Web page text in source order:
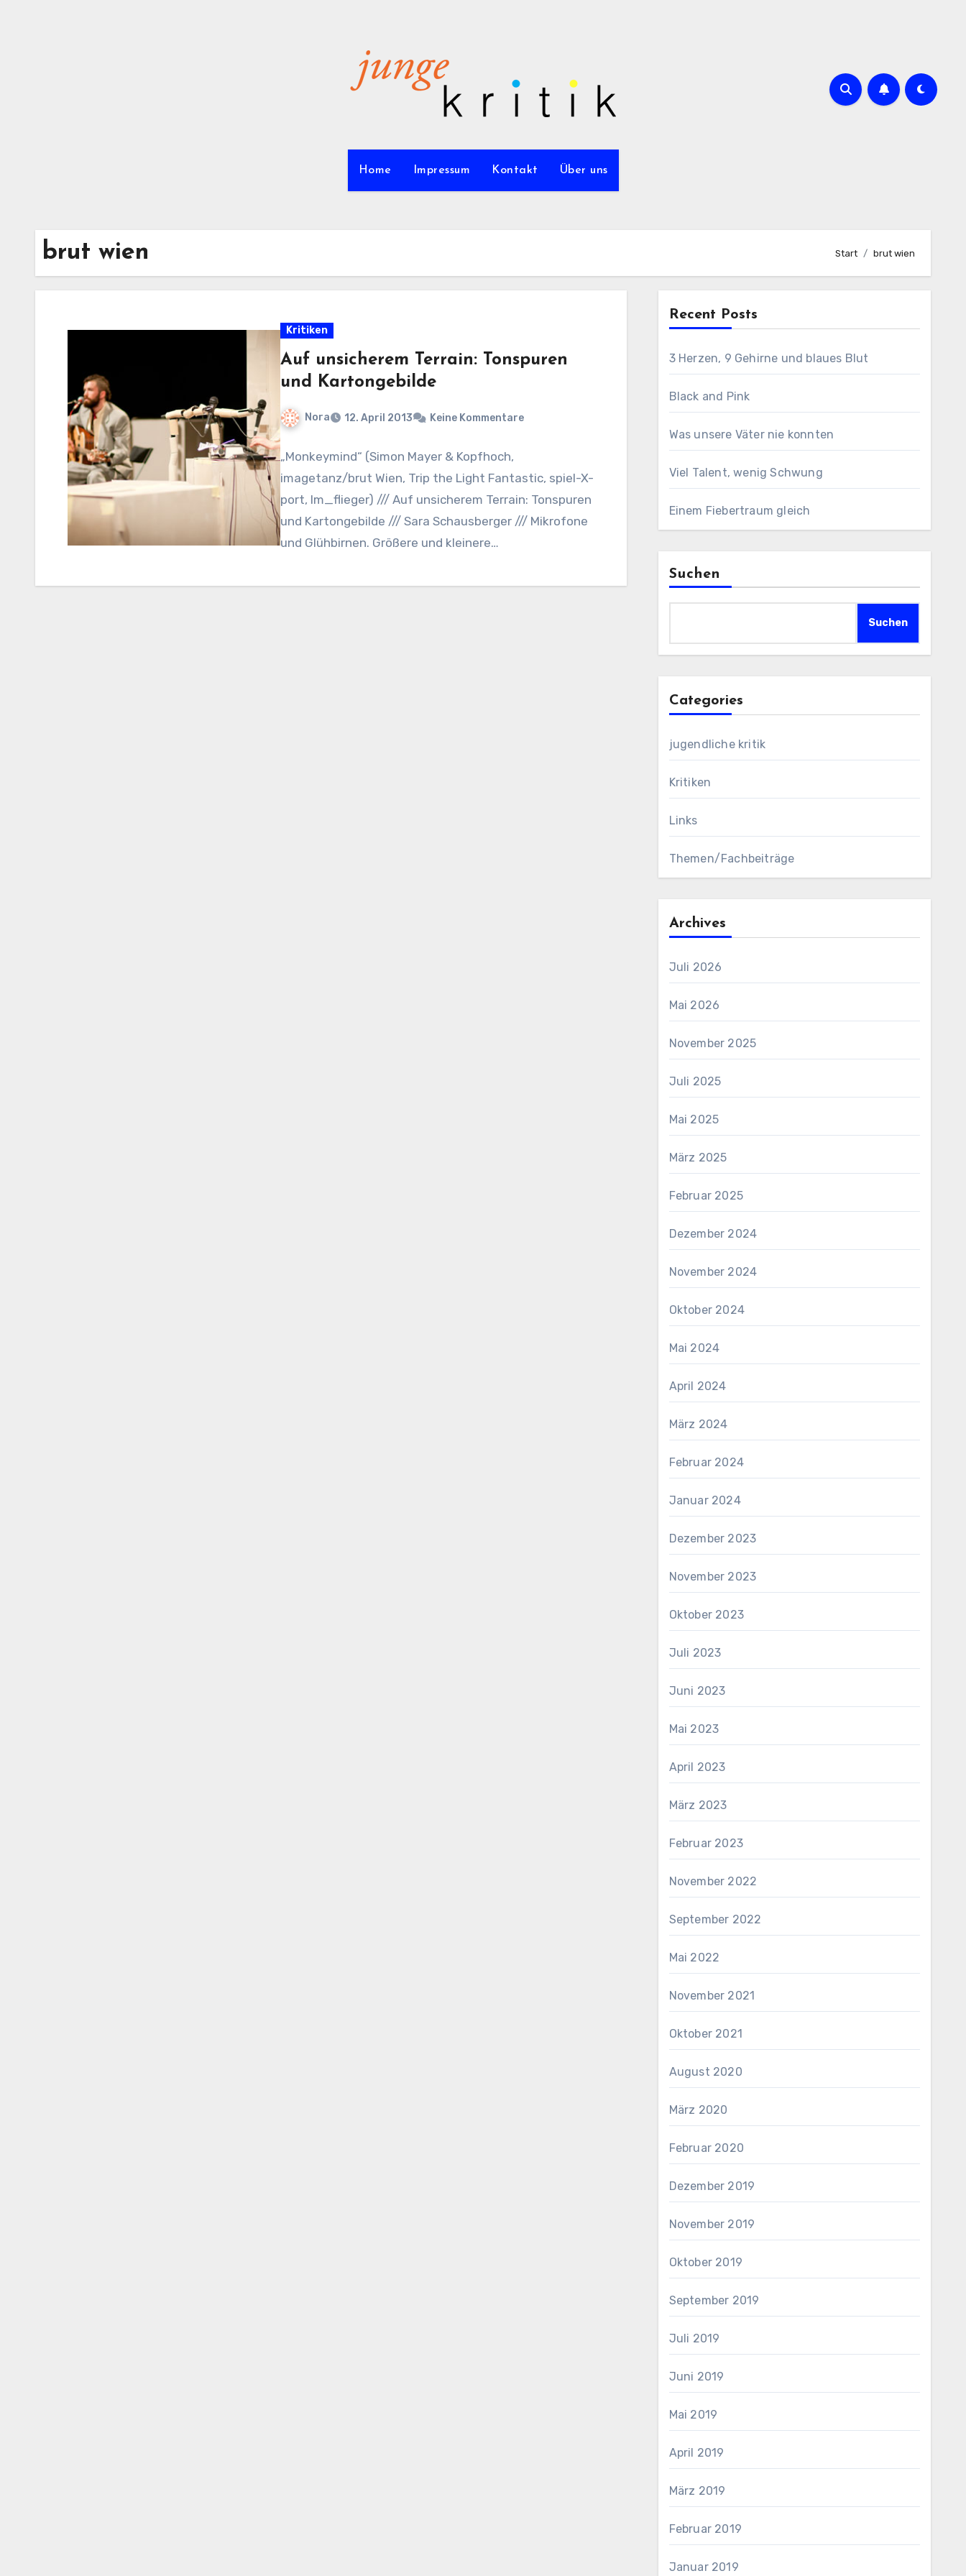
Home Impressum Kontakt Über uns
brut wien Start brut wien
Kritiken
Auf unsicherem Terrain: Tonspuren
und Kartongebilde
Nora 12. April 2013 Keine Kommentare
„Monkeymind“ (Simon Mayer & Kopfhoch,
imagetanz/brut Wien, Trip the Light Fantastic, spiel-X-
port, Im_flieger) /// Auf unsicherem Terrain: Tonspuren
und Kartongebilde /// Sara Schausberger /// Mikrofone
und Glühbirnen. Größere und kleinere…
Recent Posts
3 Herzen, 9 Gehirne und blaues Blut
Black and Pink
Was unsere Väter nie konnten
Viel Talent, wenig Schwung
Einem Fiebertraum gleich
Suchen
Suchen
Categories
jugendliche kritik
Kritiken
Links
Themen/Fachbeiträge
Archives
Juli 2026
Mai 2026
November 2025
Juli 2025
Mai 2025
März 2025
Februar 2025
Dezember 2024
November 2024
Oktober 2024
Mai 2024
April 2024
März 2024
Februar 2024
Januar 2024
Dezember 2023
November 2023
Oktober 2023
Juli 2023
Juni 2023
Mai 2023
April 2023
März 2023
Februar 2023
November 2022
September 2022
Mai 2022
November 2021
Oktober 2021
August 2020
März 2020
Februar 2020
Dezember 2019
November 2019
Oktober 2019
September 2019
Juli 2019
Juni 2019
Mai 2019
April 2019
März 2019
Februar 2019
Januar 2019